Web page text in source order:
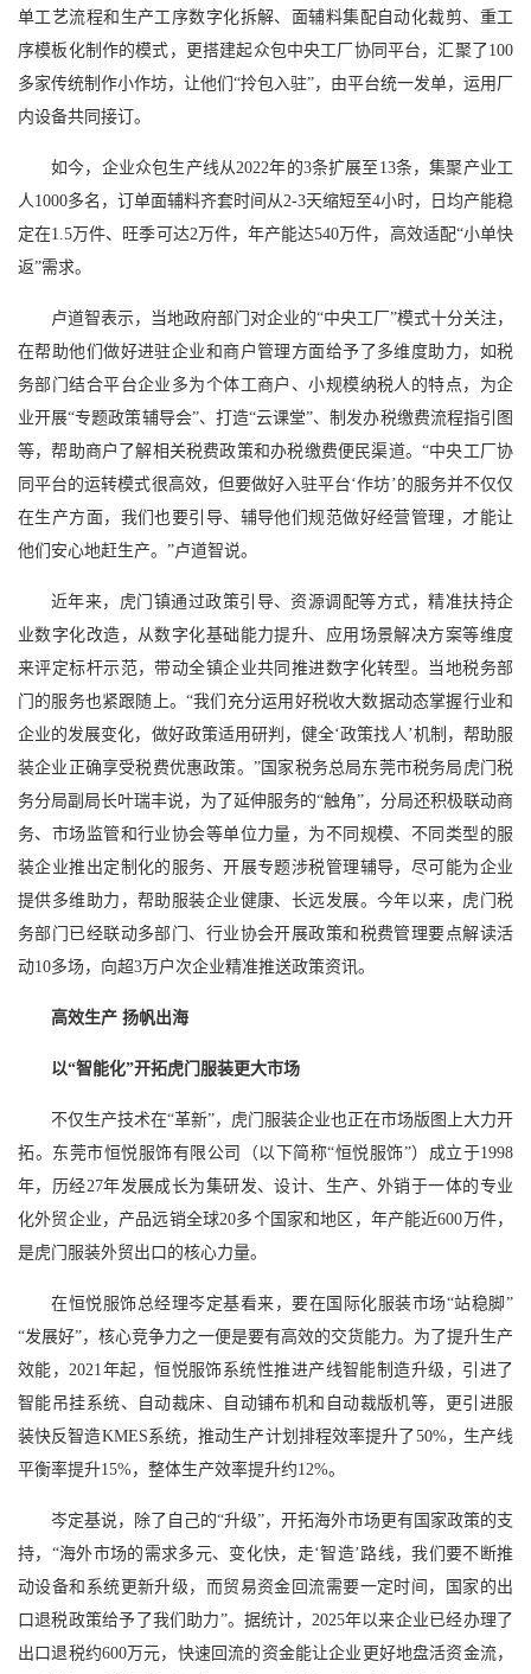
单工艺流程和生产工序数字化拆解、面辅料集配自动化裁剪、重工
序模板化制作的模式，更搭建起众包中央工厂协同平台，汇聚了100
多家传统制作小作坊，让他们“拎包入驻”，由平台统一发单，运用厂
内设备共同接订。
如今，企业众包生产线从2022年的3条扩展至13条，集聚产业工
人1000多名，订单面辅料齐套时间从2-3天缩短至4小时，日均产能稳
定在1.5万件、旺季可达2万件，年产能达540万件，高效适配“小单快
返”需求。
卢道智表示，当地政府部门对企业的“中央工厂”模式十分关注，
在帮助他们做好进驻企业和商户管理方面给予了多维度助力，如税
务部门结合平台企业多为个体工商户、小规模纳税人的特点，为企
业开展“专题政策辅导会”、打造“云课堂”、制发办税缴费流程指引图
等，帮助商户了解相关税费政策和办税缴费便民渠道。“中央工厂协
同平台的运转模式很高效，但要做好入驻平台‘作坊’的服务并不仅仅
在生产方面，我们也要引导、辅导他们规范做好经营管理，才能让
他们安心地赶生产。”卢道智说。
近年来，虎门镇通过政策引导、资源调配等方式，精准扶持企
业数字化改造，从数字化基础能力提升、应用场景解决方案等维度
来评定标杆示范，带动全镇企业共同推进数字化转型。当地税务部
门的服务也紧跟随上。“我们充分运用好税收大数据动态掌握行业和
企业的发展变化，做好政策适用研判，健全‘政策找人’机制，帮助服
装企业正确享受税费优惠政策。”国家税务总局东莞市税务局虎门税
务分局副局长叶瑞丰说，为了延伸服务的“触角”，分局还积极联动商
务、市场监管和行业协会等单位力量，为不同规模、不同类型的服
装企业推出定制化的服务、开展专题涉税管理辅导，尽可能为企业
提供多维助力，帮助服装企业健康、长远发展。今年以来，虎门税
务部门已经联动多部门、行业协会开展政策和税费管理要点解读活
动10多场，向超3万户次企业精准推送政策资讯。
高效生产 扬帆出海
以“智能化”开拓虎门服装更大市场
不仅生产技术在“革新”，虎门服装企业也正在市场版图上大力开
拓。东莞市恒悦服饰有限公司（以下简称“恒悦服饰”）成立于1998
年，历经27年发展成长为集研发、设计、生产、外销于一体的专业
化外贸企业，产品远销全球20多个国家和地区，年产能近600万件，
是虎门服装外贸出口的核心力量。
在恒悦服饰总经理岑定基看来，要在国际化服装市场“站稳脚”
“发展好”，核心竞争力之一便是要有高效的交货能力。为了提升生产
效能，2021年起，恒悦服饰系统性推进产线智能制造升级，引进了
智能吊挂系统、自动裁床、自动铺布机和自动裁版机等，更引进服
装快反智造KMES系统，推动生产计划排程效率提升了50%，生产线
平衡率提升15%，整体生产效率提升约12%。
岑定基说，除了自己的“升级”，开拓海外市场更有国家政策的支
持，“海外市场的需求多元、变化快，走‘智造’路线，我们要不断推
动设备和系统更新升级，而贸易资金回流需要一定时间，国家的出
口退税政策给予了我们助力”。据统计，2025年以来企业已经办理了
出口退税约600万元，快速回流的资金能让企业更好地盘活资金流，